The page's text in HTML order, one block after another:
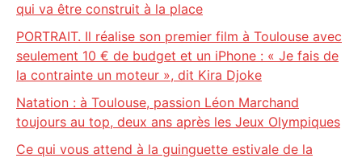
qui va être construit à la place
PORTRAIT. Il réalise son premier film à Toulouse avec
seulement 10 € de budget et un iPhone : « Je fais de
la contrainte un moteur », dit Kira Djoke
Natation : à Toulouse, passion Léon Marchand
toujours au top, deux ans après les Jeux Olympiques
Ce qui vous attend à la guinguette estivale de la